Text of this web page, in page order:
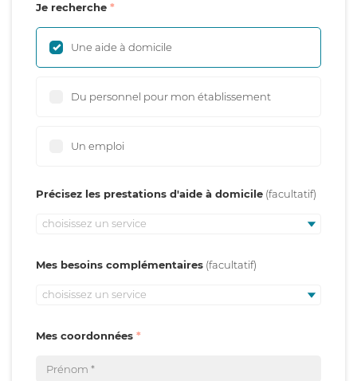
Je recherche
Une aide à domicile
Du personnel pour mon établissement
Un emploi
Précisez les prestations d'aide à domicile
choisissez un service
Mes besoins complémentaires
choisissez un service
Mes coordonnées